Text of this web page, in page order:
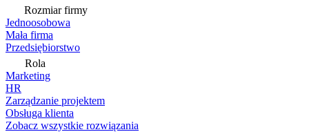
Rozmiar firmy
Jednoosobowa
Mała firma
Przedsiębiorstwo
Rola
Marketing
HR
Zarządzanie projektem
Obsługa klienta
Zobacz wszystkie rozwiązania